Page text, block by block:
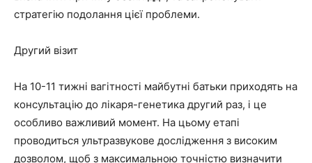
стратегію подолання цієї проблеми.
Другий візит
На 10-11 тижні вагітності майбутні батьки приходять на
консультацію до лікаря-генетика другий раз, і це
особливо важливий момент. На цьому етапі
проводиться ультразвукове дослідження з високим
дозволом, щоб з максимальною точністю визначити